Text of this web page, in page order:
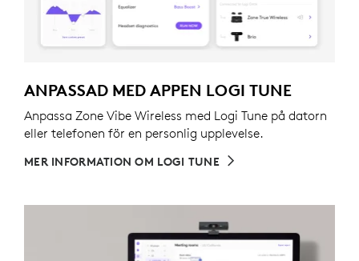
ANPASSAD MED APPEN LOGI TUNE
Anpassa Zone Vibe Wireless med Logi Tune på datorn
eller telefonen för en personlig upplevelse.
MER INFORMATION OM LOGI TUNE